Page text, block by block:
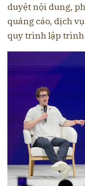
duyệt nội dung,
quảng cáo, dịch
quy trình lập trình